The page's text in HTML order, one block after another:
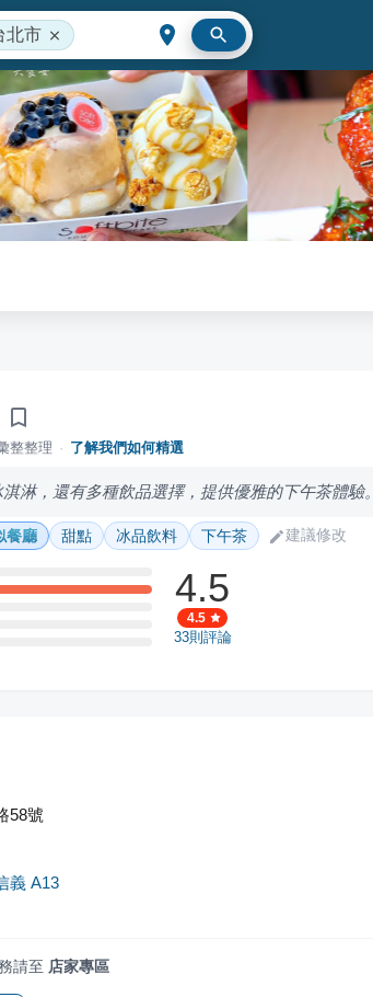
北市
整整理 · 了解我們如何精選
淋，還有多種飲品選擇，提供優雅的下午茶體驗。
餐廳 甜點 冰品飲料 下午茶 建議修改
4.5
4.5
33則評論
58號
義 A13
請至 店家專區